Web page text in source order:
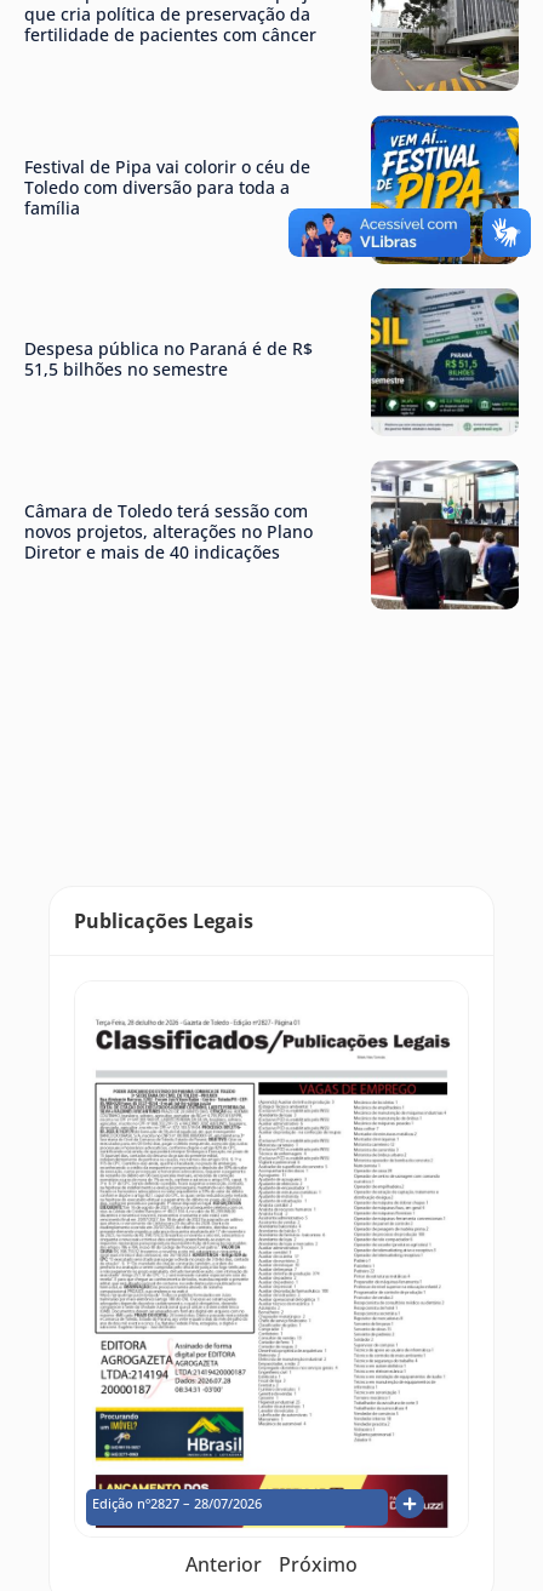
que cria política de preservação da
fertilidade de pacientes com câncer
Festival de Pipa vai colorir o céu de
Toledo com diversão para toda a
família
Despesa pública no Paraná é de R$
51,5 bilhões no semestre
Câmara de Toledo terá sessão com
novos projetos, alterações no Plano
Diretor e mais de 40 indicações
Publicações Legais
Edição nº2827 – 28/07/2026
Anterior Próximo